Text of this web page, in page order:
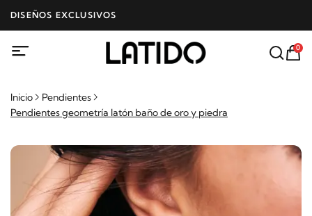
DISEÑOS EXCLUSIVOS
0
Inicio
Pendientes
Pendientes geometría latón baño de oro y piedra